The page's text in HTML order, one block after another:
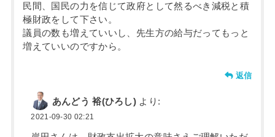
民間、国民の力を信じて政府として然るべき減税と積
極財政をして下さい。
議員の数も増えていいし、先生方の給与だってもっと
増えていいのですから。
返信
あんどう 裕(ひろし) より:
2021-09-30 02:21